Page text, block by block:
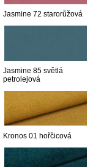
Jasmine 72 starorůžová
Jasmine 85 světlá
petrolejová
Kronos 01 hořčicová